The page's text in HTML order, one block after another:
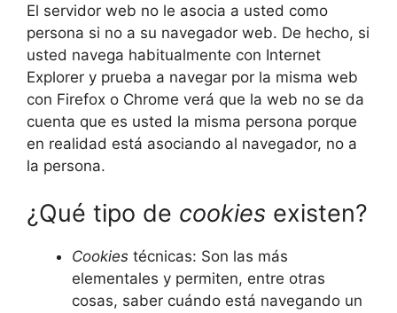
El servidor web no le asocia a usted como
persona si no a su navegador web. De hecho, si
usted navega habitualmente con Internet
Explorer y prueba a navegar por la misma web
con Firefox o Chrome verá que la web no se da
cuenta que es usted la misma persona porque
en realidad está asociando al navegador, no a
la persona.
¿Qué tipo de cookies existen?
Cookies técnicas: Son las más
elementales y permiten, entre otras
cosas, saber cuándo está navegando un